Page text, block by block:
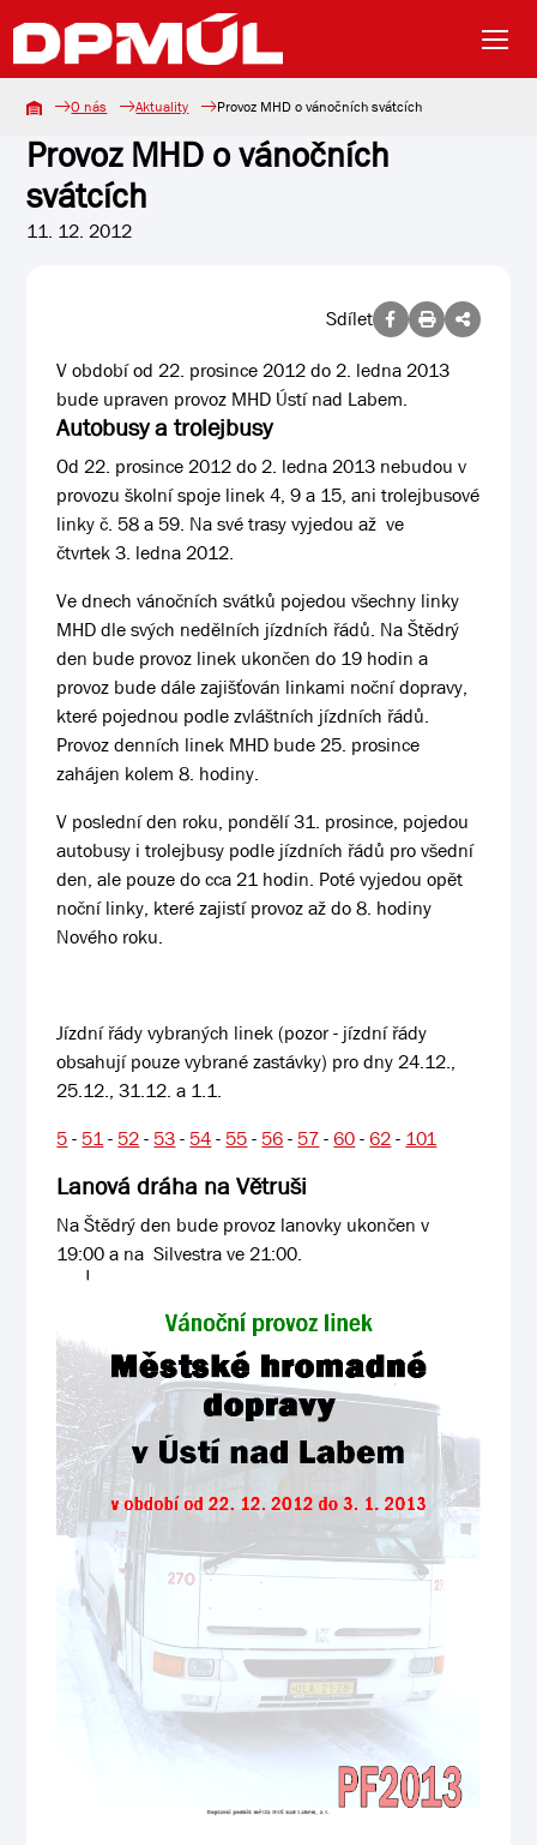
O nás Aktuality Provoz MHD o vánočních svátcích
Provoz MHD o vánočních
svátcích
11. 12. 2012
Sdílet
V období od 22. prosince 2012 do 2. ledna 2013
bude upraven provoz MHD Ústí nad Labem.
Autobusy a trolejbusy
Od 22. prosince 2012 do 2. ledna 2013 nebudou v
provozu školní spoje linek 4, 9 a 15, ani trolejbusové
linky č. 58 a 59. Na své trasy vyjedou až ve
čtvrtek 3. ledna 2012.
Ve dnech vánočních svátků pojedou všechny linky
MHD dle svých nedělních jízdních řádů. Na Štědrý
den bude provoz linek ukončen do 19 hodin a
provoz bude dále zajišťován linkami noční dopravy,
které pojednou podle zvláštních jízdních řádů.
Provoz denních linek MHD bude 25. prosince
zahájen kolem 8. hodiny.
V poslední den roku, pondělí 31. prosince, pojedou
autobusy i trolejbusy podle jízdních řádů pro všední
den, ale pouze do cca 21 hodin. Poté vyjedou opět
noční linky, které zajistí provoz až do 8. hodiny
Nového roku.
Jízdní řády vybraných linek (pozor - jízdní řády
obsahují pouze vybrané zastávky) pro dny 24.12.,
25.12., 31.12. a 1.1.
5-51-52-53-54-55-56-57-60-62- 101
Lanová dráha na Větruši
Na Štědrý den bude provoz lanovky ukončen v
19:00 a na Silvestra ve 21:00.